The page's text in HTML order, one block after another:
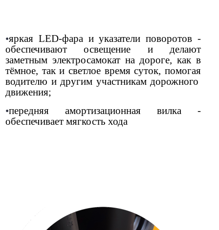
•яркая LED-фара и указатели поворотов -
обеспечивают освещение и делают
заметным электросамокат на дороге, как в
тёмное, так и светлое время суток, помогая
водителю и другим участникам дорожного
движения;
•передняя амортизационная вилка -
обеспечивает мягкость хода